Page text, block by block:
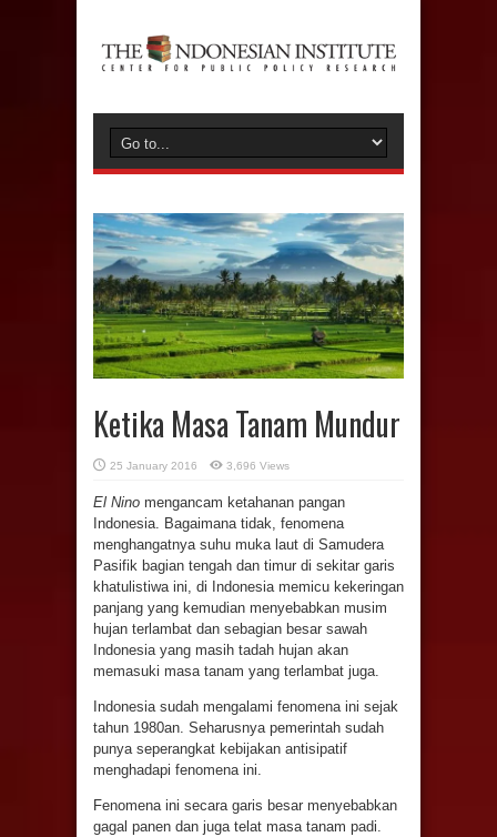
Ketika Masa Tanam Mundur
25 January 2016 3,696 Views
El Nino mengancam ketahanan pangan
Indonesia. Bagaimana tidak, fenomena
menghangatnya suhu muka laut di Samudera
Pasifik bagian tengah dan timur di sekitar garis
khatulistiwa ini, di Indonesia memicu kekeringan
panjang yang kemudian menyebabkan musim
hujan terlambat dan sebagian besar sawah
Indonesia yang masih tadah hujan akan
memasuki masa tanam yang terlambat juga.
Indonesia sudah mengalami fenomena ini sejak
tahun 1980an. Seharusnya pemerintah sudah
punya seperangkat kebijakan antisipatif
menghadapi fenomena ini.
Fenomena ini secara garis besar menyebabkan
gagal panen dan juga telat masa tanam padi.